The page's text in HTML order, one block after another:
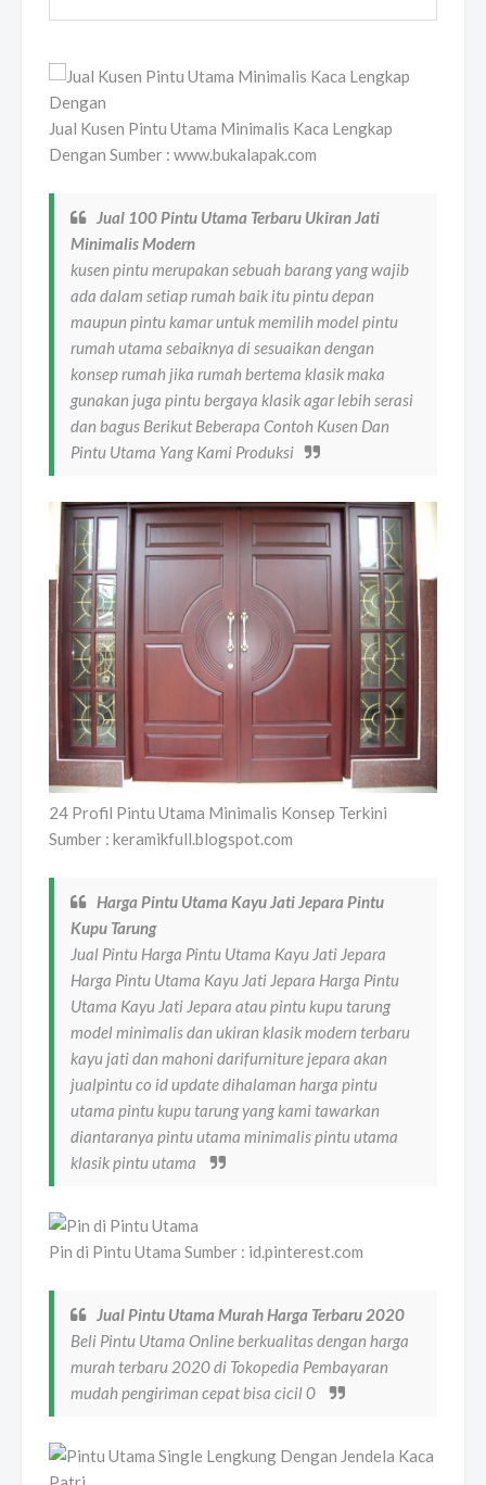
Jual Kusen Pintu Utama Minimalis Kaca Lengkap
Dengan Sumber : www.bukalapak.com
Jual 100 Pintu Utama Terbaru Ukiran Jati
Minimalis Modern
kusen pintu merupakan sebuah barang yang wajib
ada dalam setiap rumah baik itu pintu depan
maupun pintu kamar untuk memilih model pintu
rumah utama sebaiknya di sesuaikan dengan
konsep rumah jika rumah bertema klasik maka
gunakan juga pintu bergaya klasik agar lebih serasi
dan bagus Berikut Beberapa Contoh Kusen Dan
Pintu Utama Yang Kami Produksi
24 Profil Pintu Utama Minimalis Konsep Terkini
Sumber : keramikfull.blogspot.com
Harga Pintu Utama Kayu Jati Jepara Pintu
Kupu Tarung
Jual Pintu Harga Pintu Utama Kayu Jati Jepara
Harga Pintu Utama Kayu Jati Jepara Harga Pintu
Utama Kayu Jati Jepara atau pintu kupu tarung
model minimalis dan ukiran klasik modern terbaru
kayu jati dan mahoni darifurniture jepara akan
jualpintu co id update dihalaman harga pintu
utama pintu kupu tarung yang kami tawarkan
diantaranya pintu utama minimalis pintu utama
klasik pintu utama
Pin di Pintu Utama Sumber : id.pinterest.com
Jual Pintu Utama Murah Harga Terbaru 2020
Beli Pintu Utama Online berkualitas dengan harga
murah terbaru 2020 di Tokopedia Pembayaran
mudah pengiriman cepat bisa cicil 0